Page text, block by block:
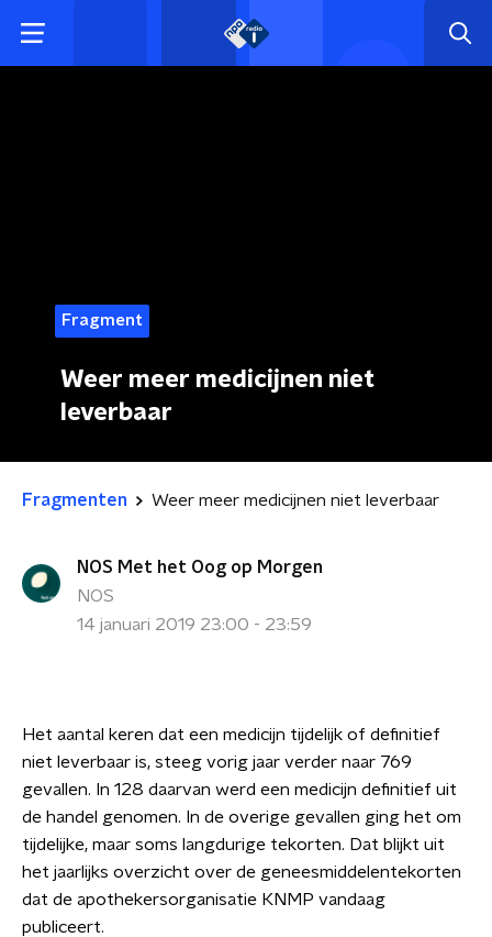
Fragment
Weer meer medicijnen niet
leverbaar
Fragmenten Weer meer medicijnen niet leverbaar
NOS Met het Oog op Morgen
NOS
14 januari 2019 23:00 - 23:59
Het aantal keren dat een medicijn tijdelijk of definitief
niet leverbaar is, steeg vorig jaar verder naar 769
gevallen. In 128 daarvan werd een medicijn definitief uit
de handel genomen. In de overige gevallen ging het om
tijdelijke, maar soms langdurige tekorten. Dat blijkt uit
het jaarlijks overzicht over de geneesmiddelentekorten
dat de apothekersorganisatie KNMP vandaag
publiceert.